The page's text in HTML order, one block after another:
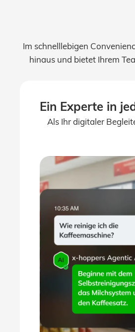
Im schnelllebigen
hinaus und bietet Ihrem
Ein Experte in
Als Ihr digitaler